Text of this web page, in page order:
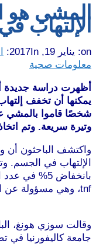
المشي هو
الإلتهاب
on: يناير 19, 2017 In:
معلومات صحية
وتيرة سريعة. وتم
واكتشف الباحثون
الإلتهاب في الجسم.
بانخفاض 5%
tnf، وهي مسؤولة عن استجابة الإلتهاب في الجسم.
وقالت سوزي هونغ،
جامعة كاليفورنيا في